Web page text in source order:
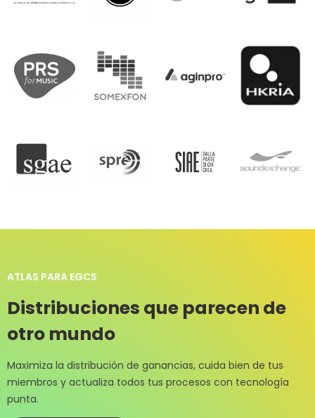
ATLAS PARA EGCS
Distribuciones que parecen de
otro mundo
Maximiza la distribución de ganancias, cuida bien de tus
miembros y actualiza todos tus procesos con tecnología
punta.